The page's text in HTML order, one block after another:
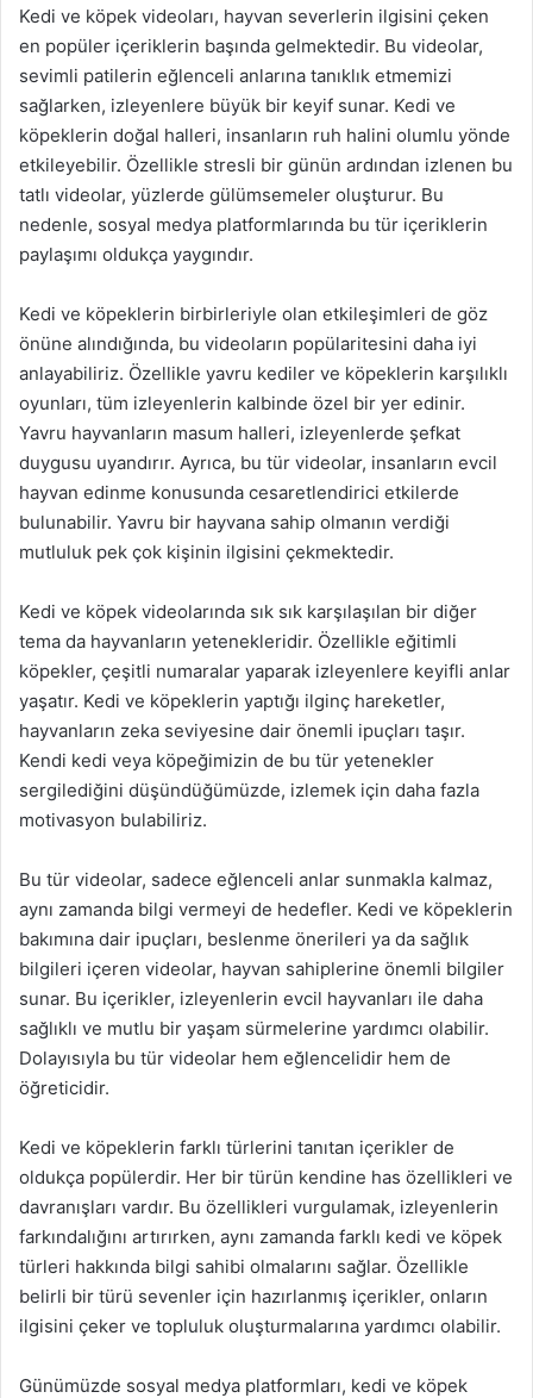
Kedi ve köpek videoları, hayvan severlerin ilgisini çeken
en popüler içeriklerin başında gelmektedir. Bu videolar,
sevimli patilerin eğlenceli anlarına tanıklık etmemizi
sağlarken, izleyenlere büyük bir keyif sunar. Kedi ve
köpeklerin doğal halleri, insanların ruh halini olumlu yönde
etkileyebilir. Özellikle stresli bir günün ardından izlenen bu
tatlı videolar, yüzlerde gülümsemeler oluşturur. Bu
nedenle, sosyal medya platformlarında bu tür içeriklerin
paylaşımı oldukça yaygındır.
Kedi ve köpeklerin birbirleriyle olan etkileşimleri de göz
önüne alındığında, bu videoların popülaritesini daha iyi
anlayabiliriz. Özellikle yavru kediler ve köpeklerin karşılıklı
oyunları, tüm izleyenlerin kalbinde özel bir yer edinir.
Yavru hayvanların masum halleri, izleyenlerde şefkat
duygusu uyandırır. Ayrıca, bu tür videolar, insanların evcil
hayvan edinme konusunda cesaretlendirici etkilerde
bulunabilir. Yavru bir hayvana sahip olmanın verdiği
mutluluk pek çok kişinin ilgisini çekmektedir.
Kedi ve köpek videolarında sık sık karşılaşılan bir diğer
tema da hayvanların yetenekleridir. Özellikle eğitimli
köpekler, çeşitli numaralar yaparak izleyenlere keyifli anlar
yaşatır. Kedi ve köpeklerin yaptığı ilginç hareketler,
hayvanların zeka seviyesine dair önemli ipuçları taşır.
Kendi kedi veya köpeğimizin de bu tür yetenekler
sergilediğini düşündüğümüzde, izlemek için daha fazla
motivasyon bulabiliriz.
Bu tür videolar, sadece eğlenceli anlar sunmakla kalmaz,
aynı zamanda bilgi vermeyi de hedefler. Kedi ve köpeklerin
bakımına dair ipuçları, beslenme önerileri ya da sağlık
bilgileri içeren videolar, hayvan sahiplerine önemli bilgiler
sunar. Bu içerikler, izleyenlerin evcil hayvanları ile daha
sağlıklı ve mutlu bir yaşam sürmelerine yardımcı olabilir.
Dolayısıyla bu tür videolar hem eğlencelidir hem de
öğreticidir.
Kedi ve köpeklerin farklı türlerini tanıtan içerikler de
oldukça popülerdir. Her bir türün kendine has özellikleri ve
davranışları vardır. Bu özellikleri vurgulamak, izleyenlerin
farkındalığını artırırken, aynı zamanda farklı kedi ve köpek
türleri hakkında bilgi sahibi olmalarını sağlar. Özellikle
belirli bir türü sevenler için hazırlanmış içerikler, onların
ilgisini çeker ve topluluk oluşturmalarına yardımcı olabilir.
Günümüzde sosyal medya platformları, kedi ve köpek